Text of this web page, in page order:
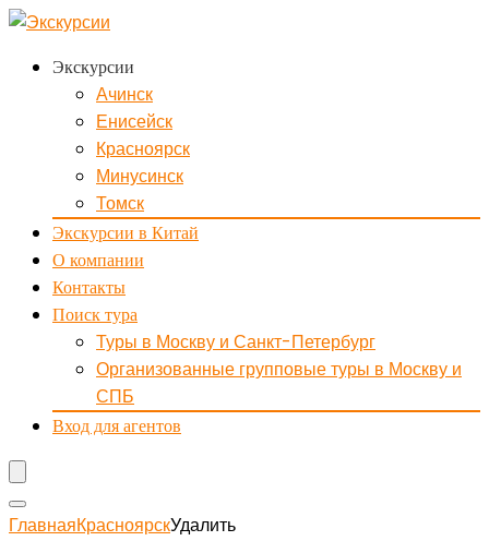
Экскурсии
Ачинск
Енисейск
Красноярск
Минусинск
Томск
Экскурсии в Китай
О компании
Контакты
Поиск тура
Туры в Москву и Санкт-Петербург
Организованные групповые туры в Москву и
СПБ
Вход для агентов
ГлавнаяКрасноярскУдалить